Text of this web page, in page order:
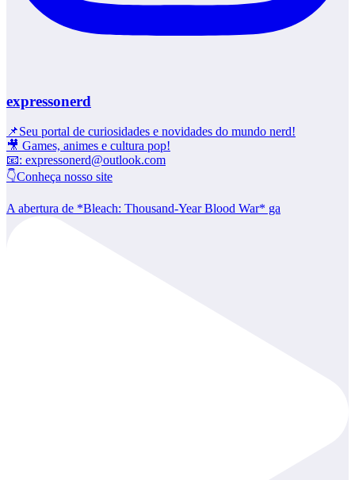
expressonerd
📌Seu portal de curiosidades e novidades do mundo nerd!
🎥 Games, animes e cultura pop!
📧: expressonerd@outlook.com
👇Conheça nosso site
A abertura de *Bleach: Thousand-Year Blood War* ga